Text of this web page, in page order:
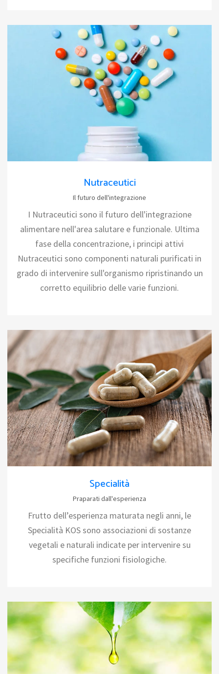
Nutraceutici
Il futuro dell'integrazione
I Nutraceutici sono il futuro dell'integrazione
alimentare nell'area salutare e funzionale. Ultima
fase della concentrazione, i principi attivi
Nutraceutici sono componenti naturali purificati in
grado di intervenire sull'organismo ripristinando un
corretto equilibrio delle varie funzioni.
Specialità
Praparati dall'esperienza
Frutto dell’esperienza maturata negli anni, le
Specialità KOS sono associazioni di sostanze
vegetali e naturali indicate per intervenire su
specifiche funzioni fisiologiche.